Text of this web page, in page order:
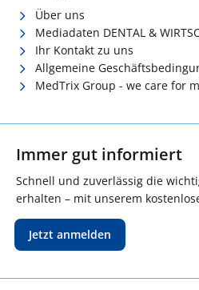
Über uns
Mediadaten DENTAL &
Ihr Kontakt zu uns
Allgemeine
MedTrix Group - we care for
Immer gut informiert
Schnell und zuverlässig die
erhalten – mit unserem
Jetzt anmelden